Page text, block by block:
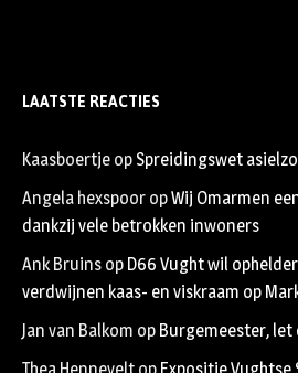
LAATSTE REACTIES
Kaasboertje op Spreidingswet
Angela hexspoor opWij Omarmen
dankzij vele betrokken inwoners
Ank Bruins op D66 Vught wil
verdwijnen kaas- en viskraam op
Jan van Balkom op Burgemeester, let